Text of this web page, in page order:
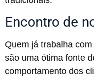
Encontro de
Quem já trabalha
são uma ótima fonte
comportamento dos